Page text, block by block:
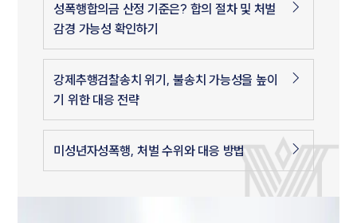
성폭행합의금 산정 기준은? 합의 절차 및 처벌
감경 가능성 확인하기
강제추행검찰송치 위기, 불송치 가능성을 높이
기 위한 대응 전략
미성년자성폭행, 처벌 수위와 대응 방법